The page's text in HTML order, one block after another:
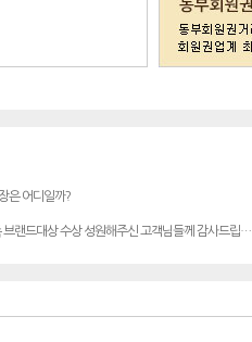
렉스필드
서원밸리
송추
은 어디일까?
랜드대상 수상 성원해주신 고객님들께 감사드립…